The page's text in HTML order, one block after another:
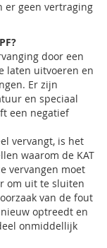
er geen vertraging
door een
laten uitvoeren en
Er zijn
en speciaal
een negatief
vervangt, is het
waarom de KAT
vervangen moet
om uit te sluiten
van de fout
optreedt en
onmiddellijk